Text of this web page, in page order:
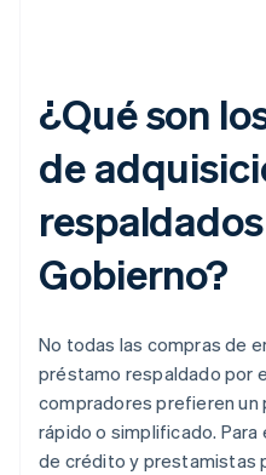
¿Qué son
de
Gobierno?
No todas las compras de
préstamo respaldado por
compradores prefieren un
rápido o simplificado.
de crédito y prestamistas